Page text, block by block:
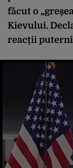
făcut o
Kievului.
reacții